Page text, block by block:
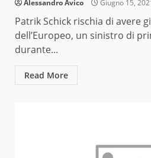
Alessandro Avico Giugno 15, 2021
Patrik Schick rischia di avere
dell’Europeo, un sinistro di
durante...
Read More